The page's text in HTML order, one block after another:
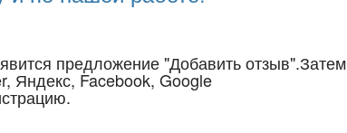
предложение "Добавить отзыв".Затем
Яндекс, Facebook, Google